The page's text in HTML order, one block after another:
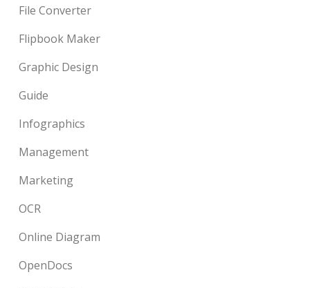
File Converter
Flipbook Maker
Graphic Design
Guide
Infographics
Management
Marketing
OCR
Online Diagram
OpenDocs